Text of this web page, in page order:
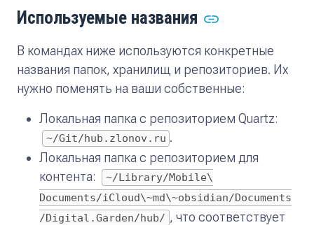
Используемые названия
В командах ниже используются конкретные
названия папок, хранилищ и репозиториев. Их
нужно поменять на ваши собственные:
Локальная папка с репозиторием Quartz:
~/Git/hub.zlonov.ru .
Локальная папка с репозиторием для
контента:
~/Library/Mobile\
Documents/iCloud\~md\~obsidian/Documents
/Digital.Garden/hub/ , что соответствует